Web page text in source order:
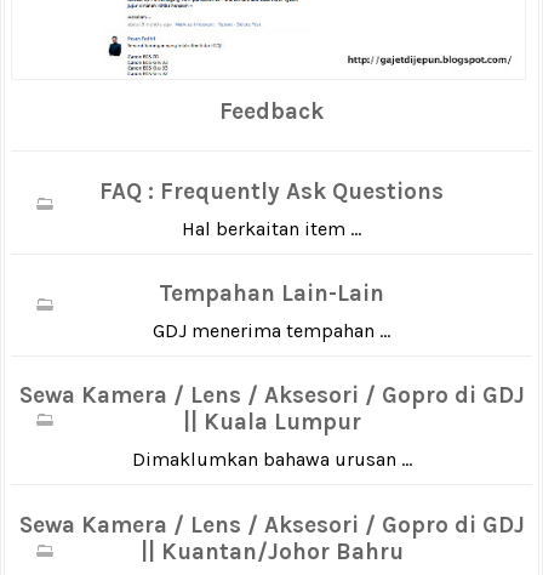
Feedback
FAQ : Frequently Ask Questions
Hal berkaitan item ...
Tempahan Lain-Lain
GDJ menerima tempahan ...
Sewa Kamera / Lens / Aksesori / Gopro di GDJ
|| Kuala Lumpur
Dimaklumkan bahawa urusan ...
Sewa Kamera / Lens / Aksesori / Gopro di GDJ
|| Kuantan/Johor Bahru